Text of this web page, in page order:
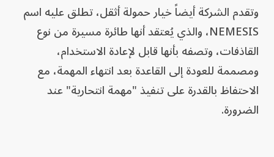
وتقدم الشركة أيضاً خيار حمولة أثقل، تطلق عليه اسم
NEMESIS، والذي يُعتقد أنها طائرة مسيرة من نوع
القاذفات، وتصفه بأنها قابل لإعادة الاستخدام،
ومصممة للعودة إلى القاعدة بعد انتهاء المهمة، مع
الاحتفاظ بالقدرة على تنفيذ "مهمة انتحارية" عند
الضرورة.